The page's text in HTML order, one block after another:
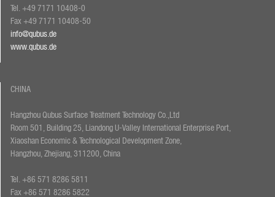
Tel. +49 7171 10408-0
Fax +49 7171 10408-50
info@qubus.de
www.qubus.de
CHINA
Hangzhou Qubus Surface Treatment Technology Co.,Ltd
Room 501, Building 25, Liandong U-Valley International Enterprise Port,
Xiaoshan Economic & Technological Development Zone,
Hangzhou, Zhejiang, 311200, China
Tel. +86 571 8286 5811
Fax +86 571 8286 5822